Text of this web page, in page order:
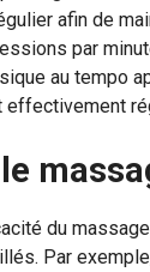
afin de
par
au tempo
effectivement
du
Par